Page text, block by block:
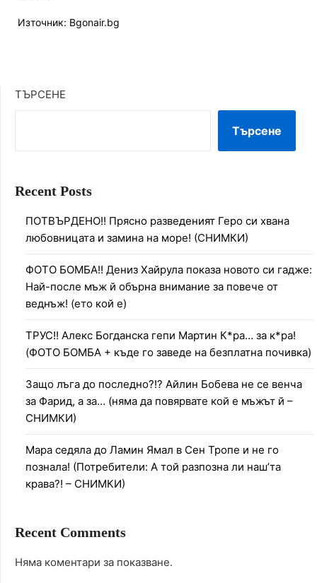
Източник: Bgonair.bg
ТЪРСЕНЕ
Търсене
Recent Posts
ПОТВЪРДЕНО!! Прясно разведеният Геро си хвана
любовницата и замина на море! (СНИМКИ)
ФОТО БОМБА!! Дениз Хайрула показа новото си гадже:
Най-после мъж й обърна внимание за повече от
веднъж! (ето кой е)
ТРУС!! Алекс Богданска гепи Мартин К*ра… за к*ра!
(ФОТО БОМБА + къде го заведе на безплатна почивка)
Защо лъга до последно?!? Айлин Бобева не се венча
за Фарид, а за… (няма да повярвате кой е мъжът й –
СНИМКИ)
Мара седяла до Ламин Ямал в Сен Тропе и не го
познала! (Потребители: А той разпозна ли наш’та
крава?! – СНИМКИ)
Recent Comments
Няма коментари за показване.